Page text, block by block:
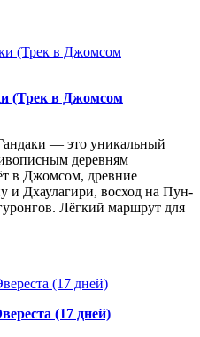
(Трек в Джомсом
— это уникальный
деревням
в Джомсом, древние
и Дхаулагири, восход на Пун-
Лёгкий маршрут для
(17 дней)